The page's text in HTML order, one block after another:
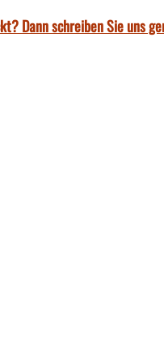
Dann schreiben Sie uns